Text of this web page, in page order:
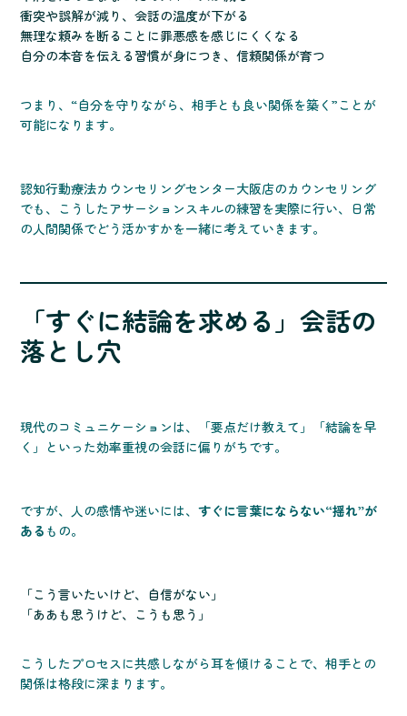
衝突や誤解が減り、会話の温度が下がる
無理な頼みを断ることに罪悪感を感じにくくなる
自分の本音を伝える習慣が身につき、信頼関係が育つ
つまり、“自分を守りながら、相手とも良い関係を築く”ことが
可能になります。
認知行動療法カウンセリングセンター大阪店のカウンセリング
でも、こうしたアサーションスキルの練習を実際に行い、日常
の人間関係でどう活かすかを一緒に考えていきます。
「すぐに結論を求める」会話の
落とし穴
現代のコミュニケーションは、「要点だけ教えて」「結論を早
く」といった効率重視の会話に偏りがちです。
ですが、人の感情や迷いには、すぐに言葉にならない“揺れ”が
ある もの。
「こう言いたいけど、自信がない」
「ああも思うけど、こうも思う」
こうしたプロセスに共感しながら耳を傾けることで、相手との
関係は格段に深まります。